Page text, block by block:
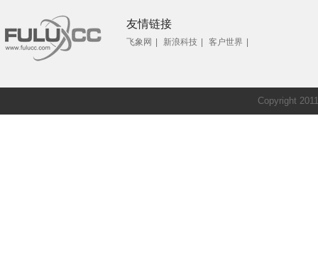
友情链接
飞象网 新浪科技 客户世界
Copyright